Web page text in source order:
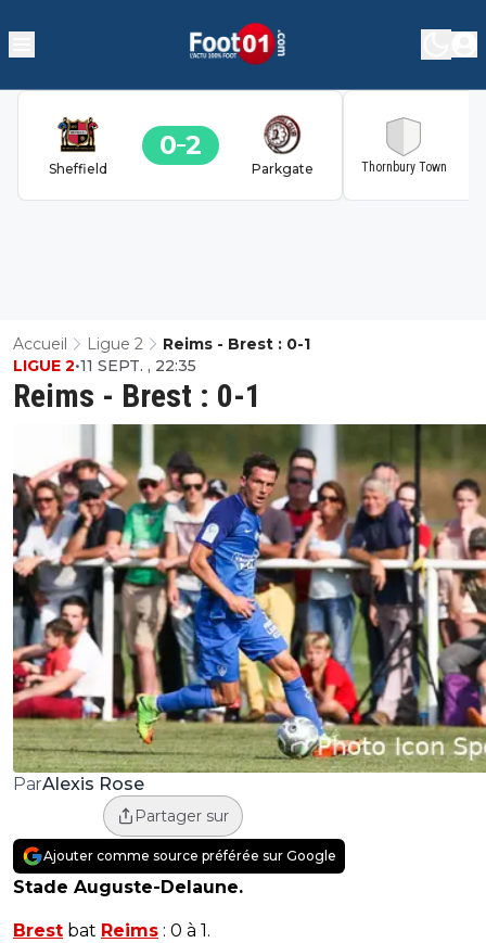
Sheffield
0 2
Parkgate Thornbury Town
Accueil Ligue 2 Reims - Brest : 0-1
Reims - Brest : 0-1
LIGUE 2•11 SEPT. , 22:35
ParAlexis Rose
Partager sur
Ajouter comme source préférée sur Google
Stade Auguste-Delaune.
Brest bat Reims : 0 à 1.